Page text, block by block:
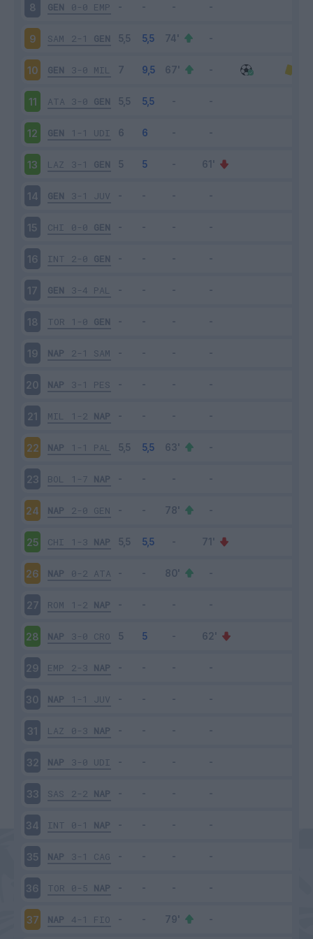
8 GEN 0-0 EMP
9 SAM 2-1 GEN
10 GEN 3-0 MIL
11 ATA 3-0 GEN
12 GEN 1-1 UDI
13 LAZ 3-1 GEN
14 GEN 3-1 JUV
15 CHI 0-0 GEN
16 INT 2-0 GEN
17 GEN 3-4 PAL
18 TOR 1-0 GEN
19 NAP 2-1 SAM
20 NAP 3-1 PES
21 MIL 1-2 NAP
22 NAP 1-1 PAL
23 BOL 1-7 NAP
24 NAP 2-0 GEN
25 CHI 1-3 NAP
26 NAP 0-2 ATA
27 ROM 1-2 NAP
28 NAP 3-0 CRO
29 EMP 2-3 NAP
30 NAP 1-1 JUV
31 LAZ 0-3 NAP
32 NAP 3-0 UDI
33 SAS 2-2 NAP
34 INT 0-1 NAP
35 NAP 3-1 CAG
36 TOR 0-5 NAP
37 NAP 4-1 FIO